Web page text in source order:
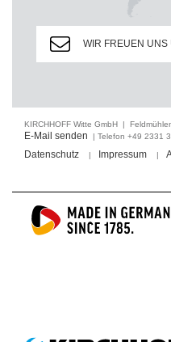
WIR FREUEN UNS
KIRCHHOFF Witte GmbH |
E-Mail senden | Telefon +49 2331
Datenschutz Impressum